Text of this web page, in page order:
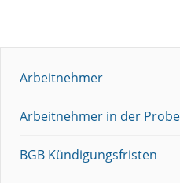
Arbeitnehmer
Arbeitnehmer in der
BGB Kündigungsfristen